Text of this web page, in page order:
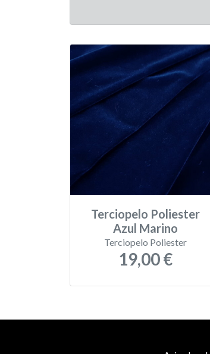
Terciopelo Poliester
Azul Marino
Terciopelo Poliester
19,00 €